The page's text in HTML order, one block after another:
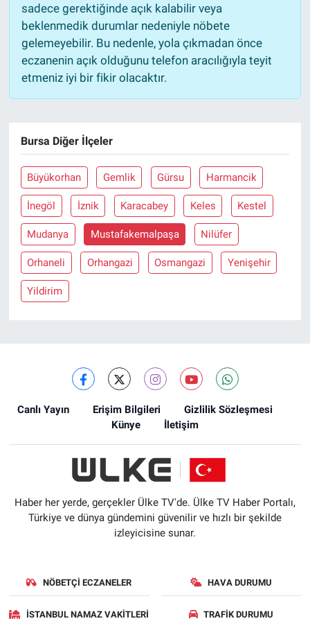
sadece gerektiğinde açık kalabilir veya
beklenmedik durumlar nedeniyle nöbete
gelemeyebilir. Bu nedenle, yola çıkmadan önce
eczanenin açık olduğunu telefon aracılığıyla teyit
etmeniz iyi bir fikir olacaktır.
Bursa Diğer İlçeler
Büyükorhan Gemlik Gürsu Harmancik
İnegöl İznik Karacabey Keles Kestel
Mudanya Mustafakemalpaşa Nilüfer
Orhaneli Orhangazi Osmangazi Yenişehir
Yildirim
Canlı Yayın Erişim Bilgileri
Gizlilik Sözleşmesi
Künye
İletişim
Haber her yerde, gerçekler Ülke TV'de. Ülke TV Haber Portalı,
Türkiye ve dünya gündemini güvenilir ve hızlı bir şekilde
izleyicisine sunar.
NÖBETÇI ECZANELER HAVA DURUMU
İSTANBUL NAMAZ VAKITLERI TRAFIK DURUMU